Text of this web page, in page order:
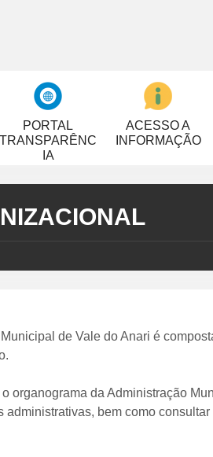
PORTAL
TRANSPARÊNC
IA
ACESSO A
INFORMAÇÃO
de Vale do Anari é
organograma da Administração
bem como